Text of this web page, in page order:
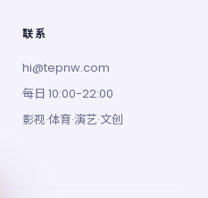
联系
hi@tepnw.com
每日 10:00-22:00
影视·体育·演艺·文创